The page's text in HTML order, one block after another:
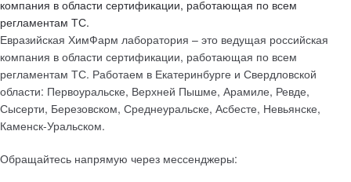
Евразийская ХимФарм лаборатория – это ведущая российская
компания в области сертификации, работающая по всем
регламентам ТС. Работаем в Екатеринбурге и Свердловской
области: Первоуральске, Верхней Пышме, Арамиле, Ревде,
Сысерти, Березовском, Среднеуральске, Асбесте, Невьянске,
Каменск-Уральском.
Обращайтесь напрямую через мессенджеры: